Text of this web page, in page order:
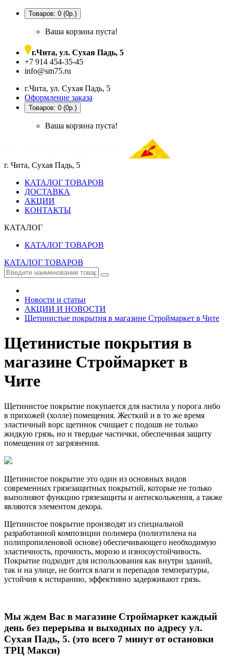
Товаров: 0 (0р.)
Ваша корзина пуста!
г.Чита, ул. Сухая Падь, 5
+7 914 454-35-45
info@sm75.ru
г.Чита, ул. Сухая Падь, 5
Оформление заказа
Товаров: 0 (0р.)
Ваша корзина пуста!
г. Чита, Сухая Падь, 5
КАТАЛОГ ТОВАРОВ
ДОСТАВКА
АКЦИИ
КОНТАКТЫ
КАТАЛОГ
КАТАЛОГ ТОВАРОВ
КАТАЛОГ ТОВАРОВ
Новости и статьи
АКЦИИ И НОВОСТИ
Щетинистые покрытия в магазине Строймаркет в Чите
Щетинистые покрытия в
магазине Строймаркет в
Чите
Щетинистое покрытие покупается для настила у порога либо
в прихожей (холле) помещения. Жесткий и в то же время
эластичный ворс щетинок счищает с подошв не только
жидкую грязь, но и твердые частички, обеспечивая защиту
помещения от загрязнения.
Щетинистое покрытие это один из основных видов
современных грязезащитных покрытий, которые не только
выполняют функцию грязезащиты и антискольжения, а также
являются элементом декора.
Щетинистое покрытие производят из специальной
разработанной композиции полимера (полиэтилена на
полипропиленовой основе) обеспечивающего необходимую
эластичность, прочность, морозо и износоустойчивость.
Покрытие подходит для использования как внутри зданий,
так и на улице, не боится влаги и перепадов температуры,
устойчив к истиранию, эффективно задерживают грязь.
Мы ждем Вас в магазине Строймаркет каждый
день без перерыва и выходных по адресу ул.
Сухая Падь, 5. (это всего 7 минут от остановки
ТРЦ Макси)